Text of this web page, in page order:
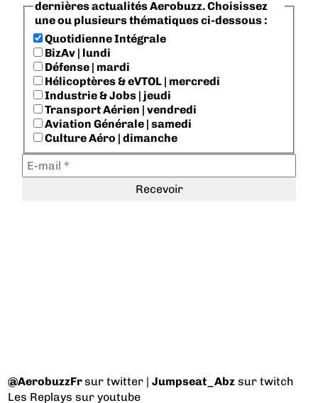
dernières actualités Aerobuzz. Choisissez
une ou plusieurs thématiques ci-dessous :
Quotidienne Intégrale
BizAv | lundi
Défense | mardi
Hélicoptères & eVTOL | mercredi
Industrie & Jobs | jeudi
Transport Aérien | vendredi
Aviation Générale | samedi
Culture Aéro | dimanche
@AerobuzzFrsur twitter |Jumpseat_Abz sur twitch
Les Replays sur youtube